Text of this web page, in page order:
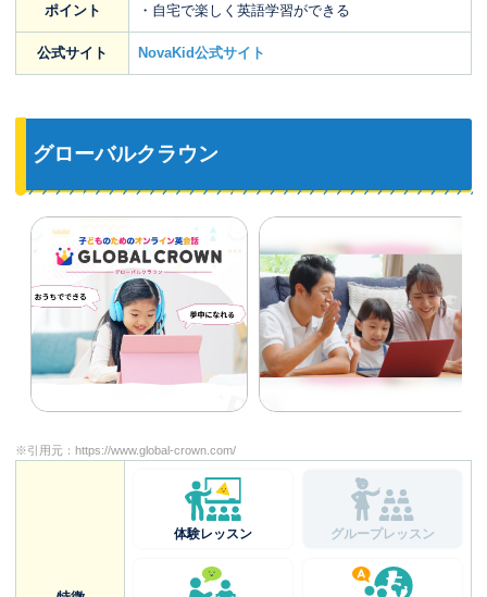
ポイント
・自宅で楽しく英語学習ができる
公式サイト NovaKid公式サイト
グローバルクラウン
※引用元： https://www.global-crown.com/
体験レッスン グループレッスン